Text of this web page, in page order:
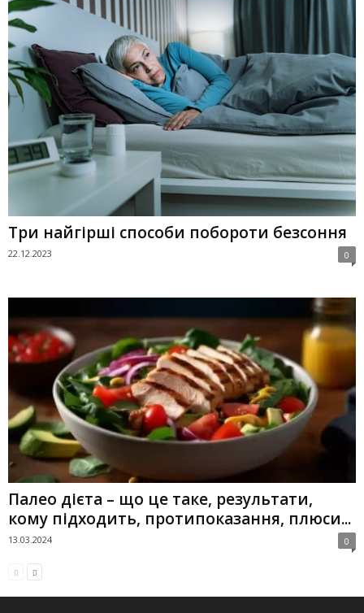
Три найгірші способи побороти безсоння
22.12.2023 0
Палео дієта – що це таке, результати,
кому підходить, протипоказання, плюси...
13.03.2024 0